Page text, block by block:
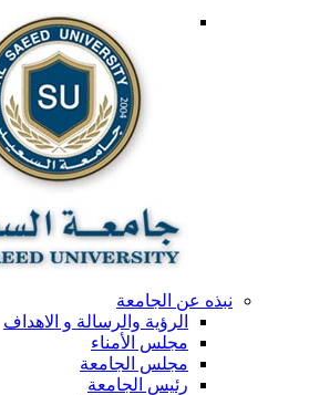
نبذه عن الجامعة
الرؤية والرسالة و الاهداف
مجلس الأمناء
مجلس الجامعة
رئيس الجامعة